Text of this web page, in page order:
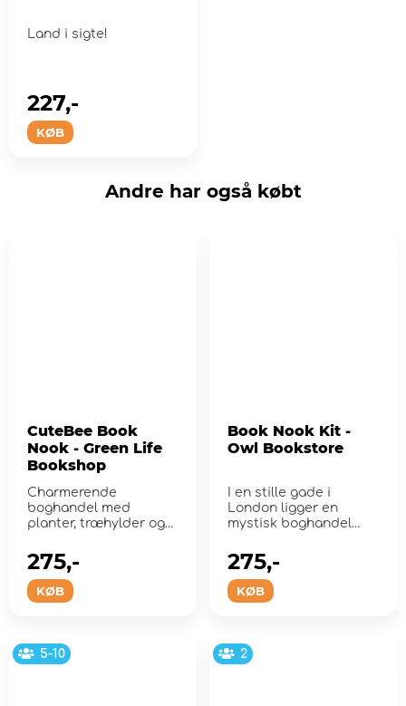
Land i sigte!
KØB
227,-
Andre har også købt
CuteBee Book
Nook - Green Life
Bookshop
Charmerende
boghandel med
planter, træhylder og
atmosfære.
KØB
275,-
Book Nook Kit -
Owl Bookstore
I en stille gade i
London ligger en
mystisk boghandel
Bookstore".
KØB
275,-
5-10 2